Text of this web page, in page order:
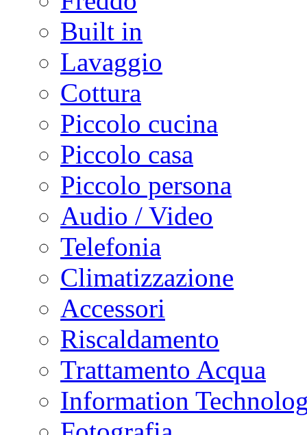
Built in
Lavaggio
Cottura
Piccolo cucina
Piccolo casa
Piccolo persona
Audio / Video
Telefonia
Climatizzazione
Accessori
Riscaldamento
Trattamento Acqua
Information